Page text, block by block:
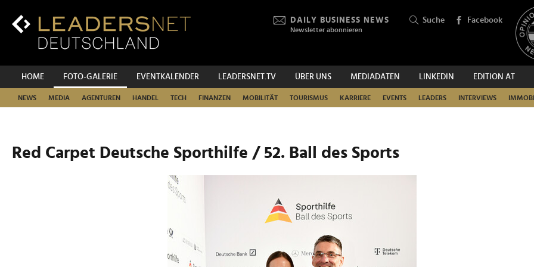
Inhalt
Hauptnavigation
DAILY BUSINESS NEWS
Newsletter abonnieren
Suche Facebook
HOME FOTO-GALERIE EVENTKALENDER LEADERSNET.TV ÜBER UNS MEDIADATEN LINKEDIN EDITION AT
NEWS MEDIA AGENTUREN HANDEL TECH FINANZEN MOBILITÄT TOURISMUS KARRIERE EVENTS LEADERS INTERVIEWS
SUCHEN
Red Carpet Deutsche Sporthilfe / 52. Ball des Sports